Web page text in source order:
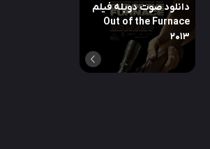
دانلود صوت دوبله فیلم
Out of the Furnace
2013